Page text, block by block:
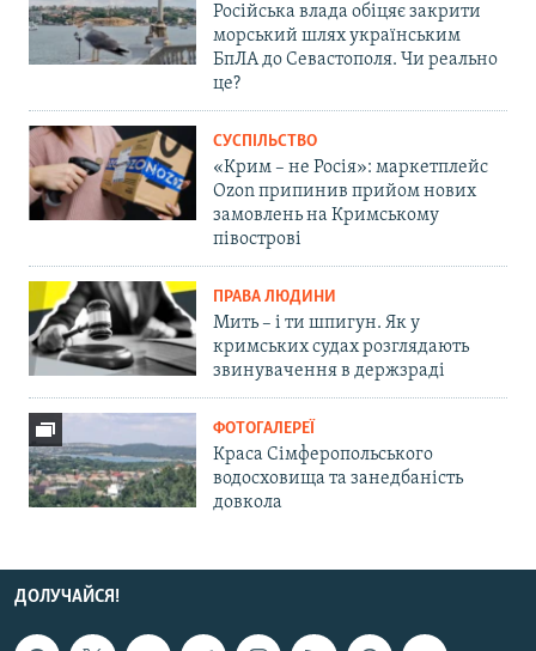
Російська влада обіцяє закрити
морський шлях українським
БпЛА до Севастополя. Чи реально
це?
СУСПІЛЬСТВО
«Крим – не Росія»: маркетплейс
Ozon припинив прийом нових
замовлень на Кримському
півострові
ПРАВА ЛЮДИНИ
Мить – і ти шпигун. Як у
кримських судах розглядають
звинувачення в держзраді
ФОТОГАЛЕРЕЇ
Краса Сімферопольського
водосховища та занедбаність
довкола
ДОЛУЧАЙСЯ!